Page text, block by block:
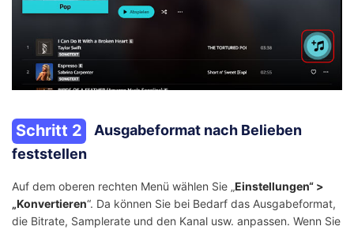
Schritt 2
Ausgabeformat nach Belieben
feststellen
Auf dem oberen rechten Menü wählen Sie „Einstellungen“ >
„Konvertieren“. Da können Sie bei Bedarf das Ausgabeformat,
die Bitrate, Samplerate und den Kanal usw. anpassen. Wenn Sie